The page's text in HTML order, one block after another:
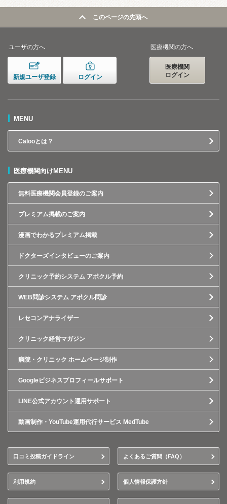
このページの先頭へ
ユーザの方へ
新規ユーザ登録 ログイン
医療機関の方へ
医療機関
ログイン
MENU
Calooとは？
医療機関向けMENU
無料医療機関会員登録のご案内
プレミアム掲載のご案内
漫画でわかるプレミアム掲載
ドクターズインタビューのご案内
クリニック予約システム アポクル予約
WEB問診システム アポクル問診
レセコンアナライザー
クリニック経営マガジン
病院・クリニック ホームページ制作
Googleビジネスプロフィールサポート
LINE公式アカウント運用サポート
動画制作・YouTube運用代行サービス MedTube
口コミ投稿ガイドライン よくあるご質問（FAQ）
利用規約 個人情報保護方針